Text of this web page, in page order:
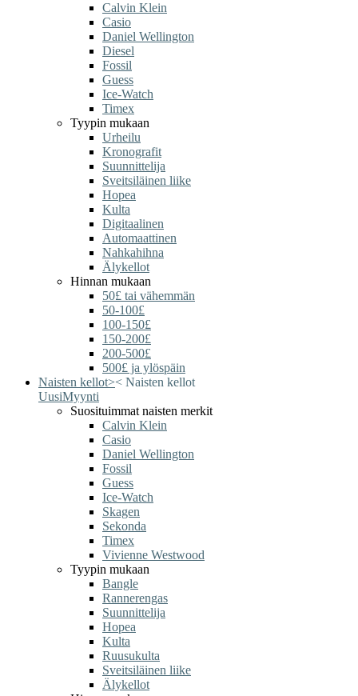
Calvin Klein
Casio
Daniel Wellington
Diesel
Fossil
Guess
Ice-Watch
Timex
Tyypin mukaan
Urheilu
Kronografit
Suunnittelija
Sveitsiläinen liike
Hopea
Kulta
Digitaalinen
Automaattinen
Nahkahihna
Älykellot
Hinnan mukaan
50£ tai vähemmän
50-100£
100-150£
150-200£
200-500£
500£ ja ylöspäin
Naisten kellot>< Naisten kellot
UusiMyynti
Suosituimmat naisten merkit
Calvin Klein
Casio
Daniel Wellington
Fossil
Guess
Ice-Watch
Skagen
Sekonda
Timex
Vivienne Westwood
Tyypin mukaan
Bangle
Rannerengas
Suunnittelija
Hopea
Kulta
Ruusukulta
Sveitsiläinen liike
Älykellot